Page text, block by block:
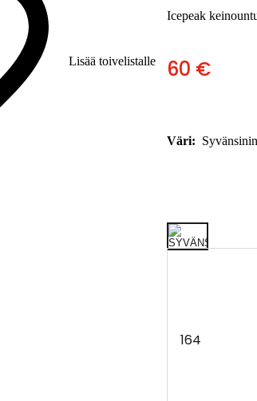
Lisää toivelistalle
Icepeak
60 €
Väri:
164